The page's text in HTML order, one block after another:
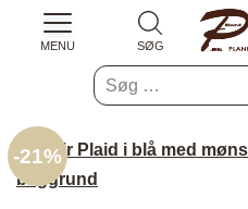
Søg
efter:
MENU SØG
-21%